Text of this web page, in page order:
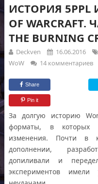
ИСТОРИЯ 5PPL
OF
THE BURNING
Deckven 16.06.2016
WoW
14 комментариев
Share
Pin it
За долгую историю
форматы, в которых
изменения. Почти в
дополнении,
допиливали и
экспериментов имели